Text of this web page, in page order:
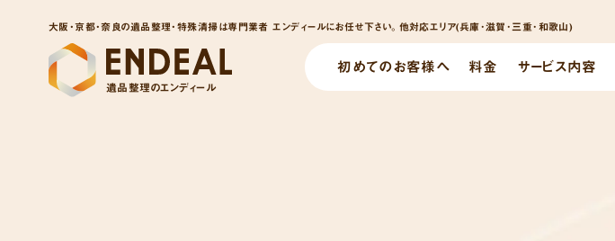
大阪・京都・奈良の遺品整理・特殊清掃は専門業者 エンディールにお任せ下さい。他対応エリア(兵庫･滋賀･三重･和歌山)
遺品整理のエンディール
初めてのお客様へ 料金 サービス内容